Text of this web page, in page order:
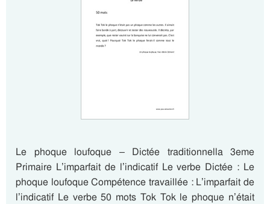
Le phoque loufoque – Dictée traditionnella 3eme
Primaire L’imparfait de l’indicatif Le verbe Dictée : Le
phoque loufoque Compétence travaillée : L’imparfait de
l’indicatif Le verbe 50 mots Tok Tok le phoque n’était